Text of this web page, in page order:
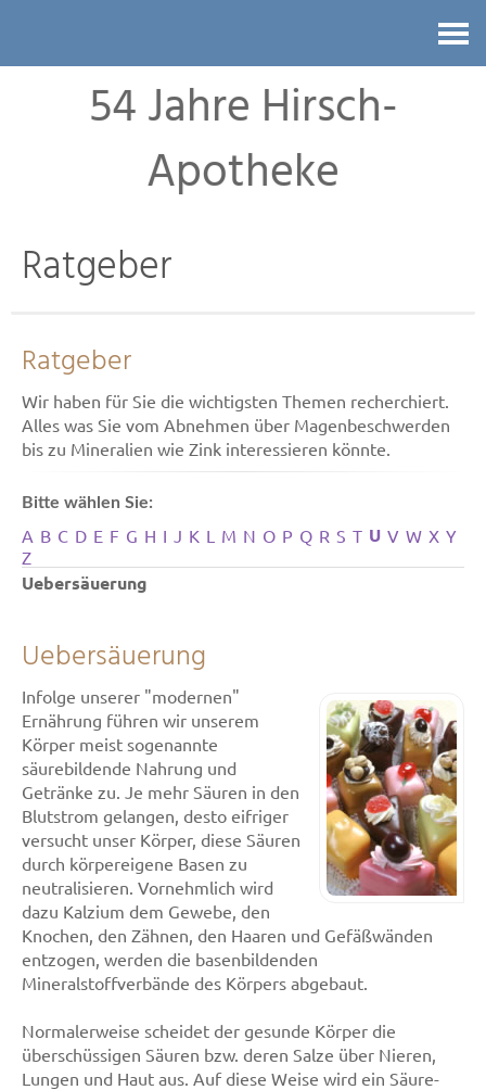
54 Jahre Hirsch-
Apotheke
Ratgeber
Ratgeber
Wir haben für Sie die wichtigsten Themen recherchiert.
Alles was Sie vom Abnehmen über Magenbeschwerden
bis zu Mineralien wie Zink interessieren könnte.
Bitte wählen Sie:
A B C D E F G H I J K L M N O P Q R S T U V W X Y
Z
Uebersäuerung
Uebersäuerung
Infolge unserer "modernen"
Ernährung führen wir unserem
Körper meist sogenannte
säurebildende Nahrung und
Getränke zu. Je mehr Säuren in den
Blutstrom gelangen, desto eifriger
versucht unser Körper, diese Säuren
durch körpereigene Basen zu
neutralisieren. Vornehmlich wird
dazu Kalzium dem Gewebe, den
Knochen, den Zähnen, den Haaren und Gefäßwänden
entzogen, werden die basenbildenden
Mineralstoffverbände des Körpers abgebaut.
Normalerweise scheidet der gesunde Körper die
überschüssigen Säuren bzw. deren Salze über Nieren,
Lungen und Haut aus. Auf diese Weise wird ein Säure-